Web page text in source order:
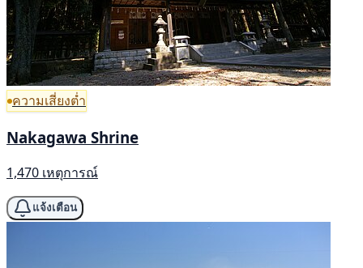
ความเสี่ยงต่ำ
Nakagawa Shrine
1,470 เหตุการณ์
แจ้งเตือน